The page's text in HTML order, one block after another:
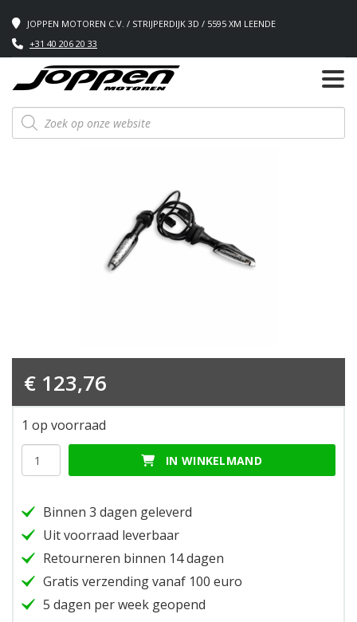
JOPPEN MOTOREN C.V. / STRIJPERDIJK 3D / 5595 XM LEENDE
+31 40 206 20 33
Producten
zoeken
€ 123,76
1 op voorraad
Pair
turn
indicators
6mm
hoeveelheid
IN WINKELMAND
Binnen 3 dagen geleverd
Uit voorraad leverbaar
Retourneren binnen 14 dagen
Gratis verzending vanaf 100 euro
5 dagen per week geopend